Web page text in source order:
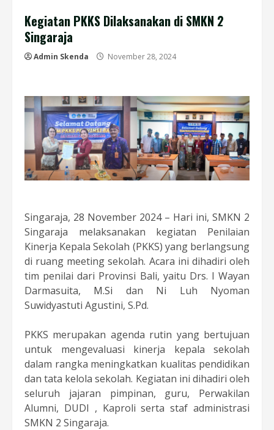
Kegiatan PKKS Dilaksanakan di SMKN 2
Singaraja
Admin Skenda November 28, 2024
Singaraja, 28 November 2024 – Hari ini, SMKN 2
Singaraja melaksanakan kegiatan Penilaian
Kinerja Kepala Sekolah (PKKS) yang berlangsung
di ruang meeting sekolah. Acara ini dihadiri oleh
tim penilai dari Provinsi Bali, yaitu Drs. I Wayan
Darmasuita, M.Si dan Ni Luh Nyoman
Suwidyastuti Agustini, S.Pd.
PKKS merupakan agenda rutin yang bertujuan
untuk mengevaluasi kinerja kepala sekolah
dalam rangka meningkatkan kualitas pendidikan
dan tata kelola sekolah. Kegiatan ini dihadiri oleh
seluruh jajaran pimpinan, guru, Perwakilan
Alumni, DUDI , Kaproli serta staf administrasi
SMKN 2 Singaraja.